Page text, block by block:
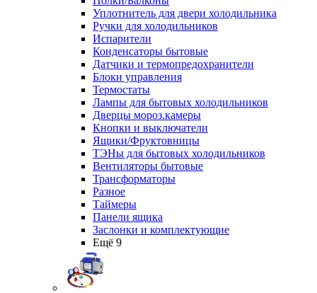
Уплотнитель для двери холодильника
Ручки для холодильников
Испарители
Конденсаторы бытовые
Датчики и термопредохранители
Блоки управления
Термостаты
Лампы для бытовых холодильников
Дверцы мороз.камеры
Кнопки и выключатели
Ящики/Фруктовницы
ТЭНы для бытовых холодильников
Вентиляторы бытовые
Трансформаторы
Разное
Таймеры
Панели ящика
Заслонки и комплектующие
Ещё 9